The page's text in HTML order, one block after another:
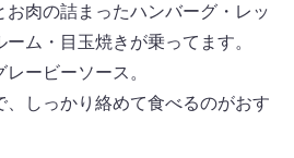
お肉の詰まったハンバーグ・レッ
ム・目玉焼きが乗ってます。
ービーソース。
、しっかり絡めて食べるのがおす